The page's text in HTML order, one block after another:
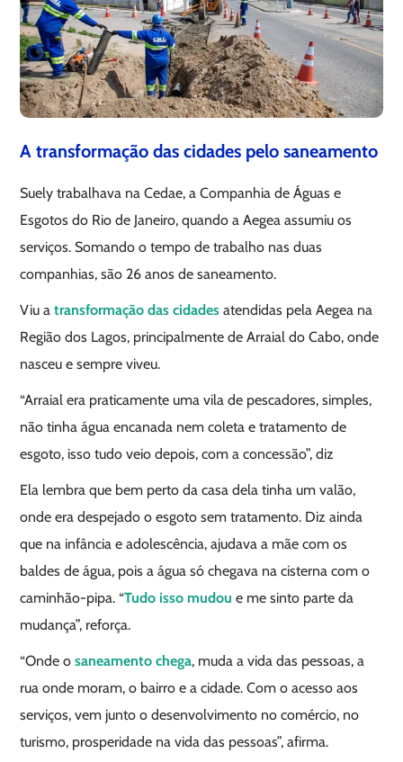
A transformação das cidades pelo saneamento
Suely trabalhava na Cedae, a Companhia de Águas e
Esgotos do Rio de Janeiro, quando a Aegea assumiu os
serviços. Somando o tempo de trabalho nas duas
companhias, são 26 anos de saneamento.
Viu atransformação das cidades atendidas pela Aegea na
Região dos Lagos, principalmente de Arraial do Cabo, onde
nasceu e sempre viveu.
“Arraial era praticamente uma vila de pescadores, simples,
não tinha água encanada nem coleta e tratamento de
esgoto, isso tudo veio depois, com a concessão”, diz
Ela lembra que bem perto da casa dela tinha um valão,
onde era despejado o esgoto sem tratamento. Diz ainda
que na infância e adolescência, ajudava a mãe com os
baldes de água, pois a água só chegava na cisterna com o
caminhão-pipa. “Tudo isso mudou e me sinto parte da
mudança”, reforça.
“Onde osaneamento chega, muda a vida das pessoas, a
rua onde moram, o bairro e a cidade. Com o acesso aos
serviços, vem junto o desenvolvimento no comércio, no
turismo, prosperidade na vida das pessoas”, afirma.